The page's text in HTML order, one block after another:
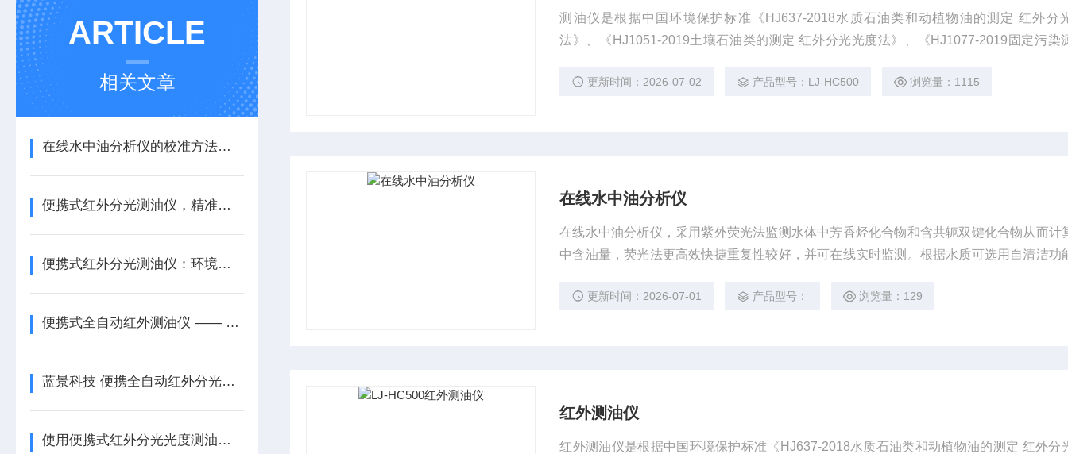
ARTICLE
相关文章
在线水中油分析仪的校准方法与维护策略
便携式红外分光测油仪，精准解锁全场景油类检测密码
便携式红外分光测油仪：环境应急监测的快速响应 “尖兵”
便携式全自动红外测油仪 —— 精准检测的便携利器
蓝景科技 便携全自动红外分光测油仪：抗震抗扰的精准测油之选
使用便携式红外分光光度测油仪需要注意哪些事项？
测油仪是根据中国环境保护标准《HJ637-2018水质石油类和动植物油的测定 红外分
法》、《HJ1051-2019土壤石油类的测定 红外分光光度法》、《HJ1077-2019固定污染
水、土壤、固定污染源废气、油烟和油雾中含油量测定的专用红外光谱分析仪器。
更新时间：2026-07-02 产品型号：LJ-HC500 浏览量：1115
在线水中油分析仪
在线水中油分析仪，采用紫外荧光法监测水体中芳香烃化合物和含共轭双键化合物从而计
中含油量，荧光法更高效快捷重复性较好，并可在线实时监测。根据水质可选用自清洁功
更新时间：2026-07-01 产品型号： 浏览量：129
红外测油仪
红外测油仪是根据中国环境保护标准《HJ637-2018水质石油类和动植物油的测定 红外分